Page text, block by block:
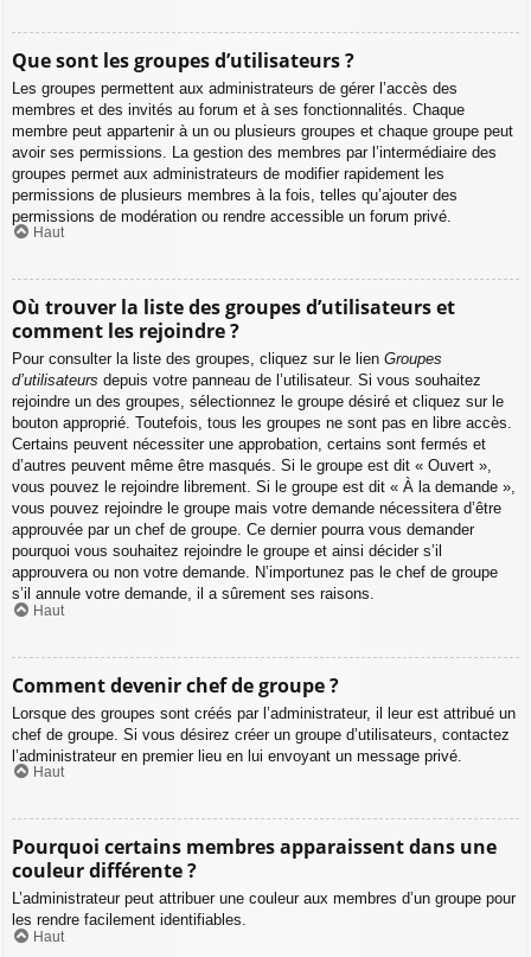
Que sont les groupes d’utilisateurs ?
Les groupes permettent aux administrateurs de gérer l’accès des
membres et des invités au forum et à ses fonctionnalités. Chaque
membre peut appartenir à un ou plusieurs groupes et chaque groupe peut
avoir ses permissions. La gestion des membres par l’intermédiaire des
groupes permet aux administrateurs de modifier rapidement les
permissions de plusieurs membres à la fois, telles qu’ajouter des
permissions de modération ou rendre accessible un forum privé.
Haut
Où trouver la liste des groupes d’utilisateurs et
comment les rejoindre ?
Pour consulter la liste des groupes, cliquez sur le lien Groupes
d’utilisateurs depuis votre panneau de l’utilisateur. Si vous souhaitez
rejoindre un des groupes, sélectionnez le groupe désiré et cliquez sur le
bouton approprié. Toutefois, tous les groupes ne sont pas en libre accès.
Certains peuvent nécessiter une approbation, certains sont fermés et
d’autres peuvent même être masqués. Si le groupe est dit « Ouvert »,
vous pouvez le rejoindre librement. Si le groupe est dit « À la demande »,
vous pouvez rejoindre le groupe mais votre demande nécessitera d’être
approuvée par un chef de groupe. Ce dernier pourra vous demander
pourquoi vous souhaitez rejoindre le groupe et ainsi décider s’il
approuvera ou non votre demande. N’importunez pas le chef de groupe
s’il annule votre demande, il a sûrement ses raisons.
Haut
Comment devenir chef de groupe ?
Lorsque des groupes sont créés par l’administrateur, il leur est attribué un
chef de groupe. Si vous désirez créer un groupe d’utilisateurs, contactez
l’administrateur en premier lieu en lui envoyant un message privé.
Haut
Pourquoi certains membres apparaissent dans une
couleur différente ?
L’administrateur peut attribuer une couleur aux membres d’un groupe pour
les rendre facilement identifiables.
Haut